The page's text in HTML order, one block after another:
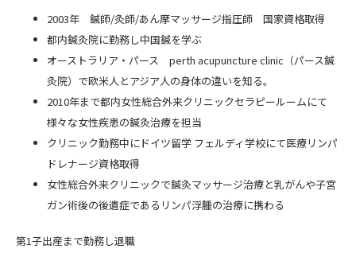
2003年 鍼師/灸師/あん摩マッサージ指圧師 国家資格取得
都内鍼灸院に勤務し中国鍼を学ぶ
オーストラリア・パース perth acupuncture clinic（パース鍼
灸院）で欧米人とアジア人の身体の違いを知る。
2010年まで都内女性総合外来クリニックセラピールームにて
様々な女性疾患の鍼灸治療を担当
クリニック勤務中にドイツ留学 フェルディ学校にて医療リンパ
ドレナージ資格取得
女性総合外来クリニックで鍼灸マッサージ治療と乳がんや子宮
ガン術後の後遺症であるリンパ浮腫の治療に携わる
第1子出産まで勤務し退職